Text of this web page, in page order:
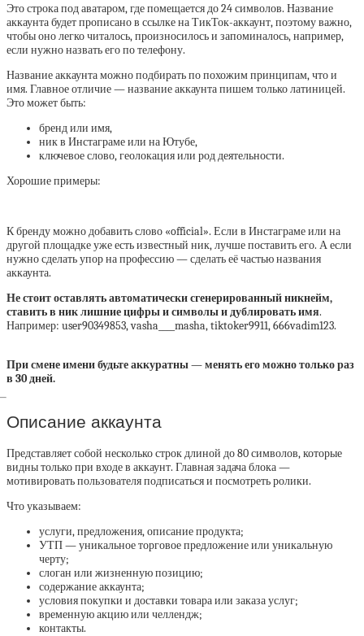
Это строка под аватаром, где помещается до 24 символов. Название
аккаунта будет прописано в ссылке на ТикТок-аккаунт, поэтому важно,
чтобы оно легко читалось, произносилось и запоминалось, например,
если нужно назвать его по телефону.
Название аккаунта можно подбирать по похожим принципам, что и
имя. Главное отличие — название аккаунта пишем только латиницей.
Это может быть:
бренд или имя,
ник в Инстаграме или на Ютубе,
ключевое слово, геолокация или род деятельности.
Хорошие примеры:
К бренду можно добавить слово «official». Если в Инстаграме или на
другой площадке уже есть известный ник, лучше поставить его. А если
нужно сделать упор на профессию — сделать её частью названия
аккаунта.
Не стоит оставлять автоматически сгенерированный никнейм,
ставить в ник лишние цифры и символы и дублировать имя.
Например: user90349853, vasha____masha, tiktoker9911, 666vadim123.
При смене имени будьте аккуратны — менять его можно только раз
в 30 дней.
Описание аккаунта
Представляет собой несколько строк длиной до 80 символов, которые
видны только при входе в аккаунт. Главная задача блока —
мотивировать пользователя подписаться и посмотреть ролики.
Что указываем:
услуги, предложения, описание продукта;
УТП — уникальное торговое предложение или уникальную
черту;
слоган или жизненную позицию;
содержание аккаунта;
условия покупки и доставки товара или заказа услуг;
временную акцию или челлендж;
контакты.